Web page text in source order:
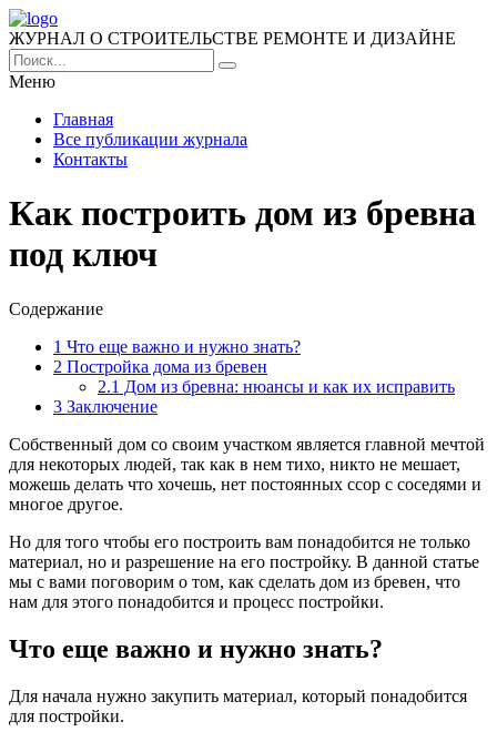
ЖУРНАЛ О СТРОИТЕЛЬСТВЕ РЕМОНТЕ И ДИЗАЙНЕ
Меню
Главная
Все публикации журнала
Контакты
Как построить дом из бревна
под ключ
Содержание
1 Что еще важно и нужно знать?
2 Постройка дома из бревен
2.1 Дом из бревна: нюансы и как их исправить
3 Заключение
Собственный дом со своим участком является главной мечтой
для некоторых людей, так как в нем тихо, никто не мешает,
можешь делать что хочешь, нет постоянных ссор с соседями и
многое другое.
Но для того чтобы его построить вам понадобится не только
материал, но и разрешение на его постройку. В данной статье
мы с вами поговорим о том, как сделать дом из бревен, что
нам для этого понадобится и процесс постройки.
Что еще важно и нужно знать?
Для начала нужно закупить материал, который понадобится
для постройки.